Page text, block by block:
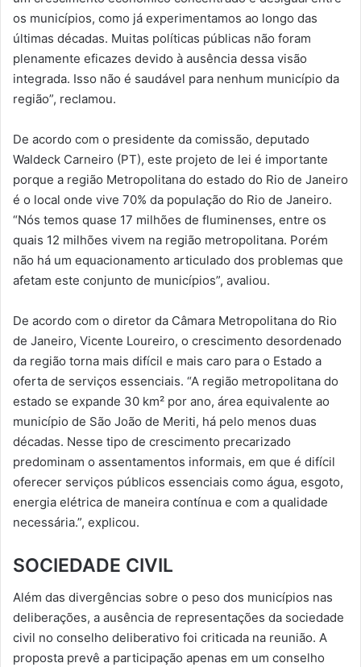
os municípios, como já experimentamos ao longo das
últimas décadas. Muitas políticas públicas não foram
plenamente eficazes devido à ausência dessa visão
integrada. Isso não é saudável para nenhum município da
região”, reclamou.
De acordo com o presidente da comissão, deputado
Waldeck Carneiro (PT), este projeto de lei é importante
porque a região Metropolitana do estado do Rio de Janeiro
é o local onde vive 70% da população do Rio de Janeiro.
“Nós temos quase 17 milhões de fluminenses, entre os
quais 12 milhões vivem na região metropolitana. Porém
não há um equacionamento articulado dos problemas que
afetam este conjunto de municípios”, avaliou.
De acordo com o diretor da Câmara Metropolitana do Rio
de Janeiro, Vicente Loureiro, o crescimento desordenado
da região torna mais difícil e mais caro para o Estado a
oferta de serviços essenciais. “A região metropolitana do
estado se expande 30 km² por ano, área equivalente ao
município de São João de Meriti, há pelo menos duas
décadas. Nesse tipo de crescimento precarizado
predominam o assentamentos informais, em que é difícil
oferecer serviços públicos essenciais como água, esgoto,
energia elétrica de maneira contínua e com a qualidade
necessária.”, explicou.
SOCIEDADE CIVIL
Além das divergências sobre o peso dos municípios nas
deliberações, a ausência de representações da sociedade
civil no conselho deliberativo foi criticada na reunião. A
proposta prevê a participação apenas em um conselho